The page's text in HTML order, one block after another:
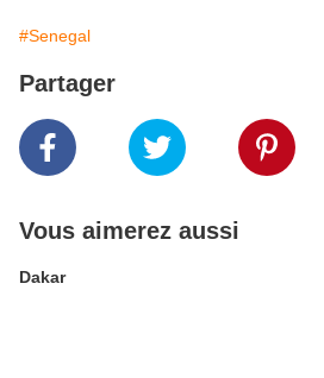
#Senegal
Partager
Vous aimerez aussi
Dakar